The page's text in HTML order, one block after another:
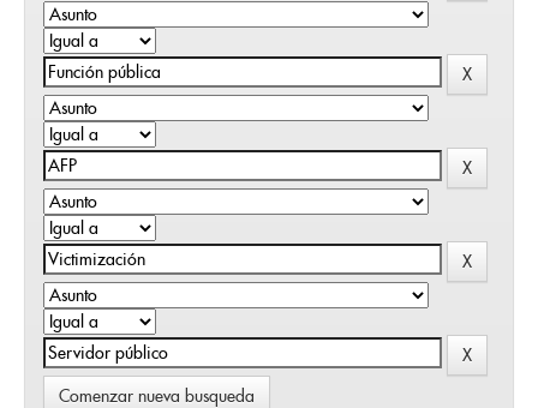
Comenzar nueva busqueda